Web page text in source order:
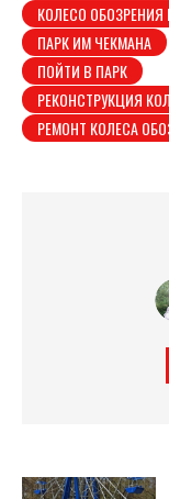
КОЛЕСО
ПАРК ИМ ЧЕКМАНА
ПОЙТИ В ПАРК
РЕКОНСТРУКЦИЯ
РЕМОНТ КОЛЕСА